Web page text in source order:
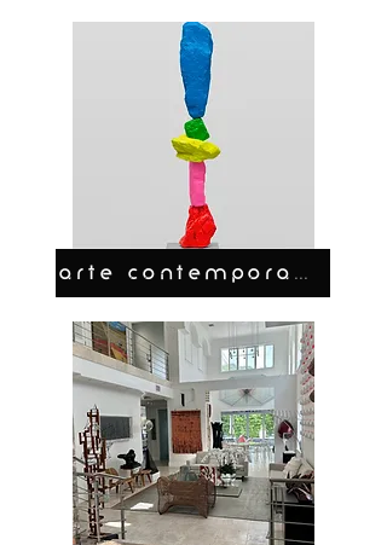
ARTE CONTEMPORANEO